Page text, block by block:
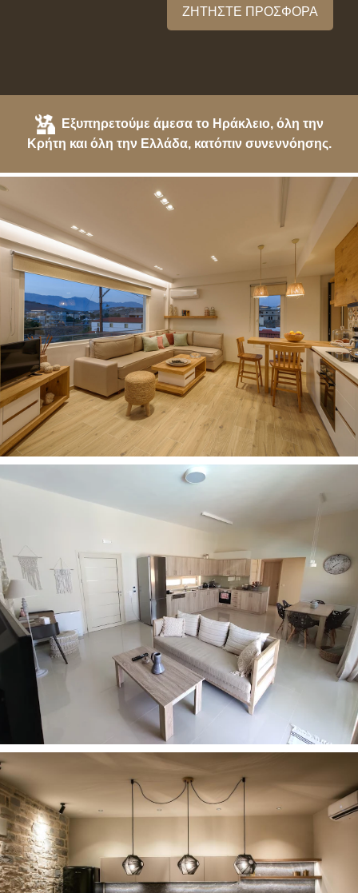
ΖΗΤΗΣΤΕ ΠΡΟΣΦΟΡΑ
Εξυπηρετούμε άμεσα το Ηράκλειο, όλη την
Κρήτη και όλη την Ελλάδα, κατόπιν συνεννόησης.